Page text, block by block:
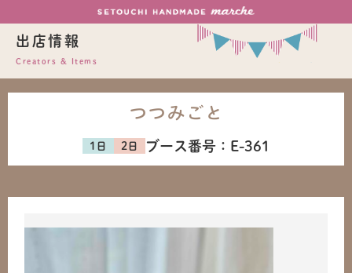
出店情報
Creators & Items
つつみごと
ブース番号： E-361